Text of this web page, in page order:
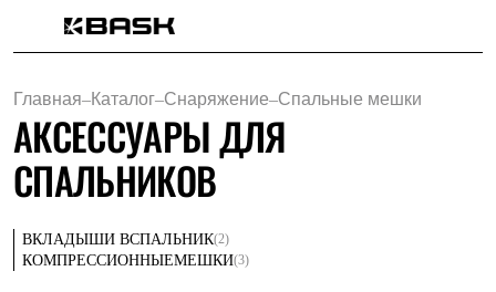
Мужская одежда
Утепленная пухом
Куртки
Брюки
Жилеты
Утепленная синтетикой
Куртки
Брюки
Главная–Каталог–Снаряжение–Спальные мешки
АКСЕССУАРЫ ДЛЯ
СПАЛЬНИКОВ
ВКЛАДЫШИ ВСПАЛЬНИК(2)
КОМПРЕССИОННЫЕМЕШКИ(3)